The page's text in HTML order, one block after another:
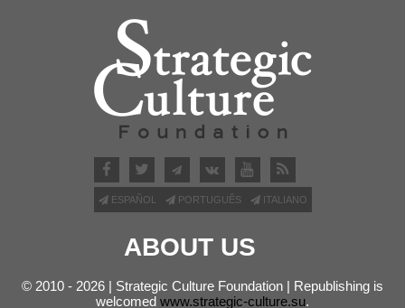
ESPAÑOL PORTUGUÊS ITALIANO
ABOUT US
© 2010 - 2026 | Strategic Culture Foundation | Republishing is
welcomed www.strategic-culture.su.